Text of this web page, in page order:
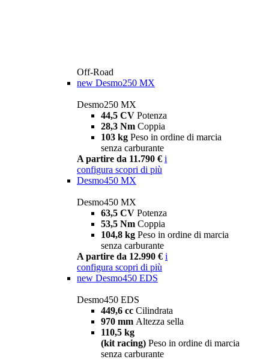
Off-Road
new Desmo250 MX
Desmo250 MX
44,5 CV Potenza
28,3 Nm Coppia
103 kg Peso in ordine di marcia
senza carburante
A partire da 11.790 € i
configura scopri di più
Desmo450 MX
Desmo450 MX
63,5 CV Potenza
53,5 Nm Coppia
104,8 kg Peso in ordine di marcia
senza carburante
A partire da 12.990 € i
configura scopri di più
new Desmo450 EDS
Desmo450 EDS
449,6 cc Cilindrata
970 mm Altezza sella
110,5 kg
(kit racing) Peso in ordine di marcia
senza carburante